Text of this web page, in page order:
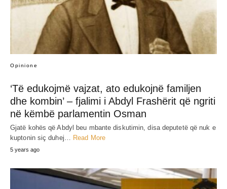
Opinione
‘Të edukojmë vajzat, ato edukojnë familjen
dhe kombin’ – fjalimi i Abdyl Frashërit që ngriti
në këmbë parlamentin Osman
Gjatë kohës që Abdyl beu mbante diskutimin, disa deputetë që nuk e
kuptonin siç duhej…
Read More
5 years ago